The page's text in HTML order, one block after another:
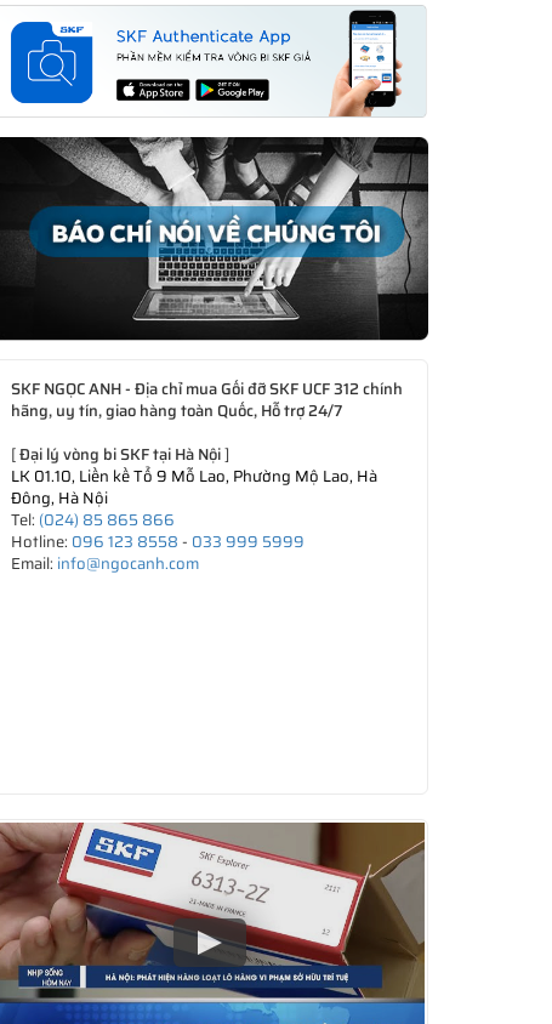
SKF NGỌC ANH - Địa chỉ mua Gối đỡ SKF UCF 312 chính
hãng, uy tín, giao hàng toàn Quốc, Hỗ trợ 24/7
[Đại lý vòng bi SKF tại Hà Nội]
LK 01.10, Liền kề Tổ 9 Mỗ Lao, Phường Mộ Lao, Hà
Đông, Hà Nội
Tel: (024) 85 865 866
Hotline: 096 123 8558- 033 999 5999
Email: info@ngocanh.com